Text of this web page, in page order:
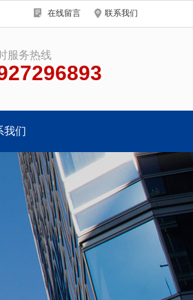
在线留言 联系我们
服务热线
我们